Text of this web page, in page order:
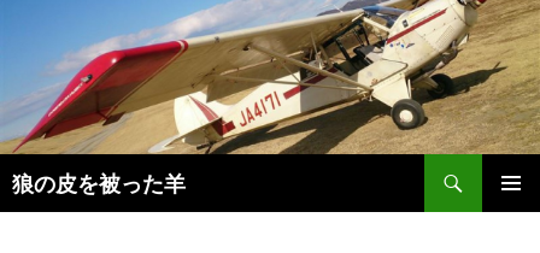
狼の皮を被った羊
検
索